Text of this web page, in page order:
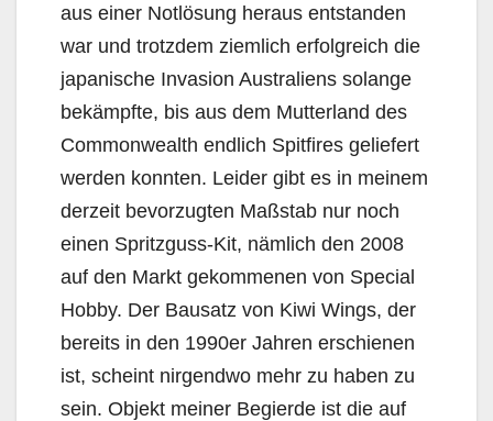
aus einer Notlösung heraus entstanden
war und trotzdem ziemlich erfolgreich die
japanische Invasion Australiens solange
bekämpfte, bis aus dem Mutterland des
Commonwealth endlich Spitfires geliefert
werden konnten. Leider gibt es in meinem
derzeit bevorzugten Maßstab nur noch
einen Spritzguss-Kit, nämlich den 2008
auf den Markt gekommenen von Special
Hobby. Der Bausatz von Kiwi Wings, der
bereits in den 1990er Jahren erschienen
ist, scheint nirgendwo mehr zu haben zu
sein. Objekt meiner Begierde ist die auf